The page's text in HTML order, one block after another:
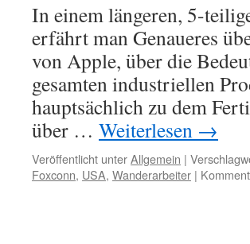
In einem längeren, 5-
erfährt man Genaueres
von Apple, über die
gesamten industriellen
hauptsächlich zu dem
über … Weiterlesen →
Veröffentlicht unterAllgemein |
Foxconn, USA, Wanderarbeiter |